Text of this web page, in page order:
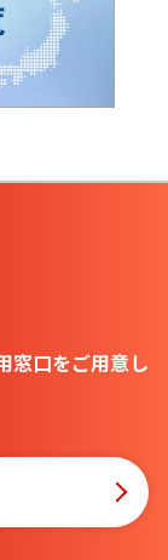
窓口をご用意し